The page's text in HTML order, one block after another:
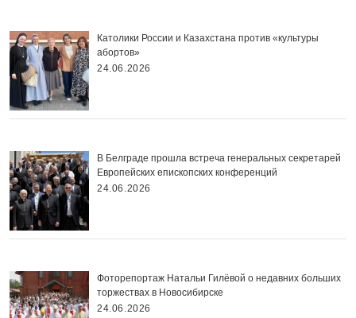
Католики России и Казахстана против «культуры
абортов»
24.06.2026
В Белграде прошла встреча генеральных секретарей
Европейских епископских конференций
24.06.2026
Фоторепортаж Натальи Гилёвой о недавних больших
торжествах в Новосибирске
24.06.2026